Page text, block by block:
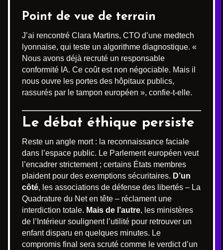
Point de vue de terrain
J’ai rencontré Clara Martins, CTO d’une medtech
lyonnaise, qui teste un algorithme diagnostique. «
Nous avons déjà recruté un responsable
conformité IA. Ce coût est non négociable. Mais il
nous ouvre les portes des hôpitaux publics,
rassurés par le tampon européen », confie-t-elle.
Le débat éthique persiste
Reste un angle mort : la reconnaissance faciale
dans l’espace public. Le Parlement européen veut
l’encadrer strictement ; certains États membres
plaident pour des exemptions sécuritaires. D’un
côté, les associations de défense des libertés – La
Quadrature du Net en tête – réclament une
interdiction totale. Mais de l’autre, les ministères
de l’Intérieur soulignent l’utilité pour retrouver un
enfant disparu en quelques minutes. Le
compromis final sera scruté comme le verdict d’un